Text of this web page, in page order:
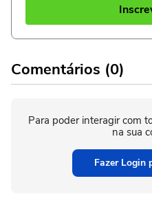
Comentários (0)
Para poder interagir com
na sua
Fazer Login